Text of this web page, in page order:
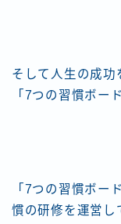
そして人生の成功
「7つの習慣ボー
「7つの習慣ボー
慣の研修を運営し